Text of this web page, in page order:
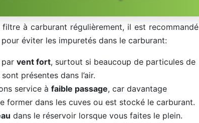
à carburant régulièrement, il est recommandé
éviter les impuretés dans le carburant:
parvent fort, surtout si beaucoup de particules de
présentes dans l’air.
service àfaible passage, car davantage
former dans les cuves ou est stocké le carburant.
dans le réservoir lorsque vous faites le plein.